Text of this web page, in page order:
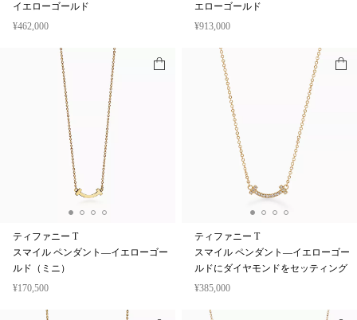
イエローゴールド
¥462,000
エローゴールド
¥913,000
ティファニー T
スマイル ペンダント—イエローゴー
ルド（ミニ）
¥170,500
ティファニー T
スマイル ペンダント—イエローゴー
ルドにダイヤモンドをセッティング
¥385,000